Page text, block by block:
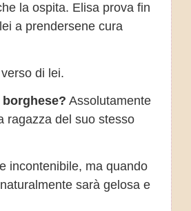
la ospita. Elisa prova fin
a prendersene cura
di lei.
borghese? Assolutamente
ragazza del suo stesso
incontenibile, ma quando
sarà gelosa e